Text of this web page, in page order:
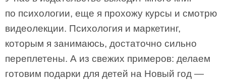
по психологии, еще я прохожу курсы и смотрю
видеолекции. Психология и маркетинг,
которым я занимаюсь, достаточно сильно
переплетены. А из свежих примеров: делаем
готовим подарки для детей на Новый год —